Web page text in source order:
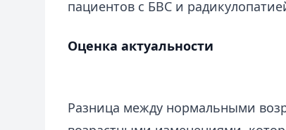
пациентов с БВС и
Оценка актуальности
Разница между нормальными